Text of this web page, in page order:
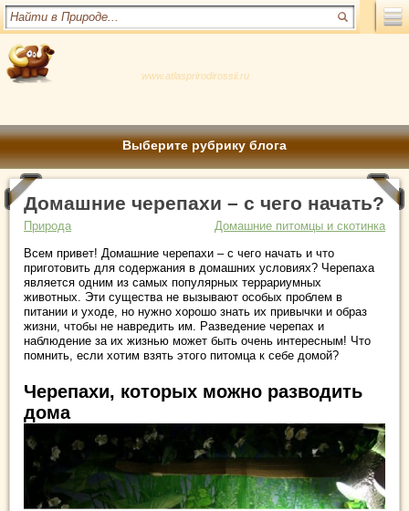
www.atlasprirodirossii.ru
Выберите рубрику блога
Домашние черепахи – с чего начать?
Природа
Домашние питомцы и скотинка
Всем привет! Домашние черепахи – с чего начать и что
приготовить для содержания в домашних условиях? Черепаха
является одним из самых популярных террариумных
животных. Эти существа не вызывают особых проблем в
питании и уходе, но нужно хорошо знать их привычки и образ
жизни, чтобы не навредить им. Разведение черепах и
наблюдение за их жизнью может быть очень интересным! Что
помнить, если хотим взять этого питомца к себе домой?
Черепахи, которых можно разводить
дома